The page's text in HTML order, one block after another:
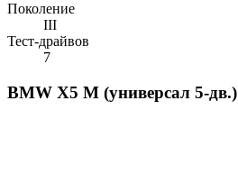
Поколение
III
Тест-драйвов
7
BMW X5 M (универсал 5-дв.)